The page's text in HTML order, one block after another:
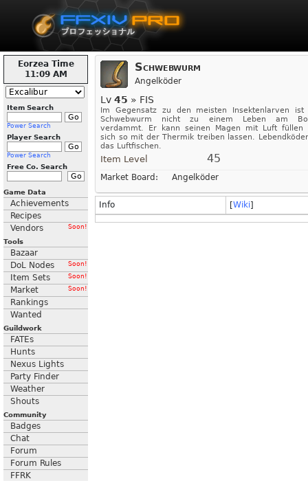
Eorzea Time
11:09 AM
Item Search
Power Search
Player Search
Power Search
Free Co. Search
Game Data
Achievements
Recipes
Vendors
Soon!
Tools
Bazaar
DoL Nodes
Soon!
Item Sets Soon!
Market Soon!
Rankings
Wanted
Guildwork
FATEs
Hunts
Nexus Lights
Party Finder
Weather
Shouts
Community
Badges
Chat
Forum
Forum Rules
FFRK
Schwebwurm
Angelköder
Lv 45 » FIS
Im Gegensatz zu den meisten Insektenlarven ist
Schwebwurm nicht zu einem Leben am
verdammt. Er kann seinen Magen mit Luft füllen
sich so mit der Thermik treiben lassen.
das Luftfischen.
Item Level 45
Market Board: Angelköder
Info [Wiki]